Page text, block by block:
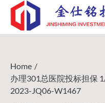
Skip
content
Home
办理301总医院投标担保
2023-JQ06-W1467